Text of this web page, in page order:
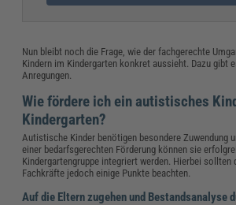
Nun bleibt noch die Frage, wie der fachgerechte
Kindern im Kindergarten konkret aussieht. Dazu gibt
Anregungen.
Wie fördere ich ein autistisches
Kindergarten?
Autistische Kinder benötigen besondere Zuwendung
einer bedarfsgerechten Förderung können sie
Kindergartengruppe integriert werden. Hierbei sollten
Fachkräfte jedoch einige Punkte beachten.
Auf die Eltern zugehen und Bestandsanalyse